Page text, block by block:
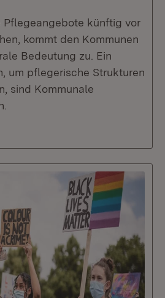
Pflegeangebote künftig vor
kommt den Kommunen
Bedeutung zu. Ein
um pflegerische Strukturen
sind Kommunale